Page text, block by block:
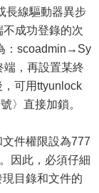
線驅動器異步
成功登錄的次
：scoadmin→Sy
，再設置某終
可用ttyunlock
〉直接加鎖。
件權限設為777
因此，必須仔細
目錄和文件的